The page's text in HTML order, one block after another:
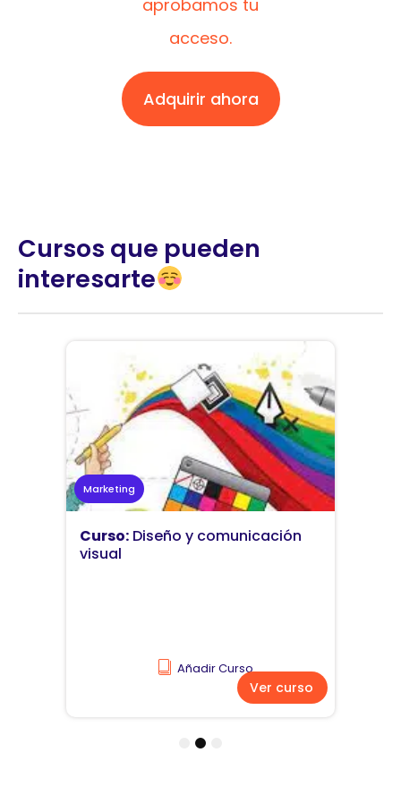
aprobamos tu
acceso.
Adquirir ahora
Cursos que pueden
interesarte
Marketing
Curso: Diseño y comunicación
visual
Añadir Curso
Ver curso